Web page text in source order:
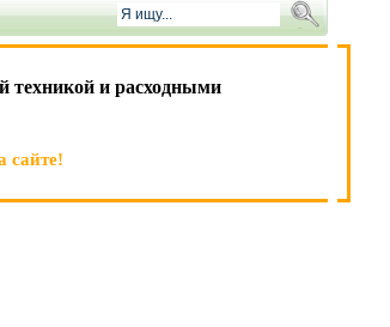
техникой и расходными
сайте!